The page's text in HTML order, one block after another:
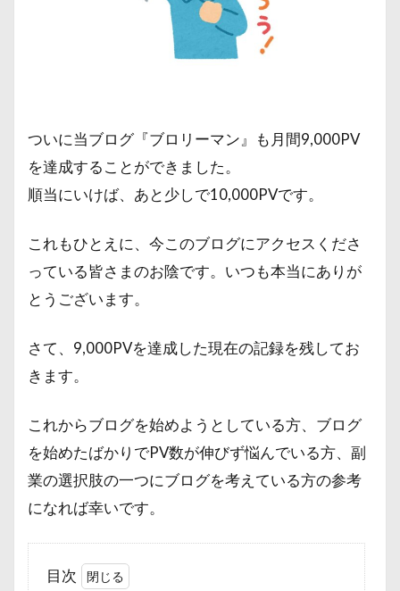
ついに当ブログ『ブロリーマン』も月間9,000PV
を達成することができました。
順当にいけば、あと少しで10,000PVです。
これもひとえに、今このブログにアクセスくださ
っている皆さまのお陰です。いつも本当にありが
とうございます。
さて、9,000PVを達成した現在の記録を残してお
きます。
これからブログを始めようとしている方、ブログ
を始めたばかりでPV数が伸びず悩んでいる方、副
業の選択肢の一つにブログを考えている方の参考
になれば幸いです。
目次